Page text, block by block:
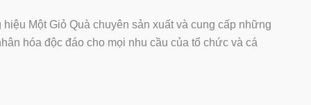
Một Giỏ Quà chuyên sản xuất và cung cấp những
hóa độc đáo cho mọi nhu cầu của tổ chức và cá